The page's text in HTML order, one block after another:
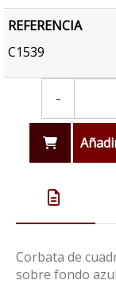
REFERENCIA
C1539
-
Corbata de
sobre fondo